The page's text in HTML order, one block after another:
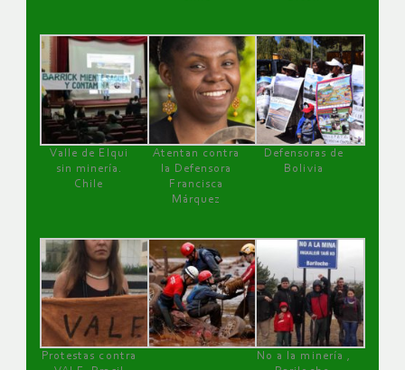
Valle de Elqui
sin minería.
Chile
Atentan contra
la Defensora
Francisca
Márquez
Defensoras de
Bolivia
Protestas contra
No a la minería ,